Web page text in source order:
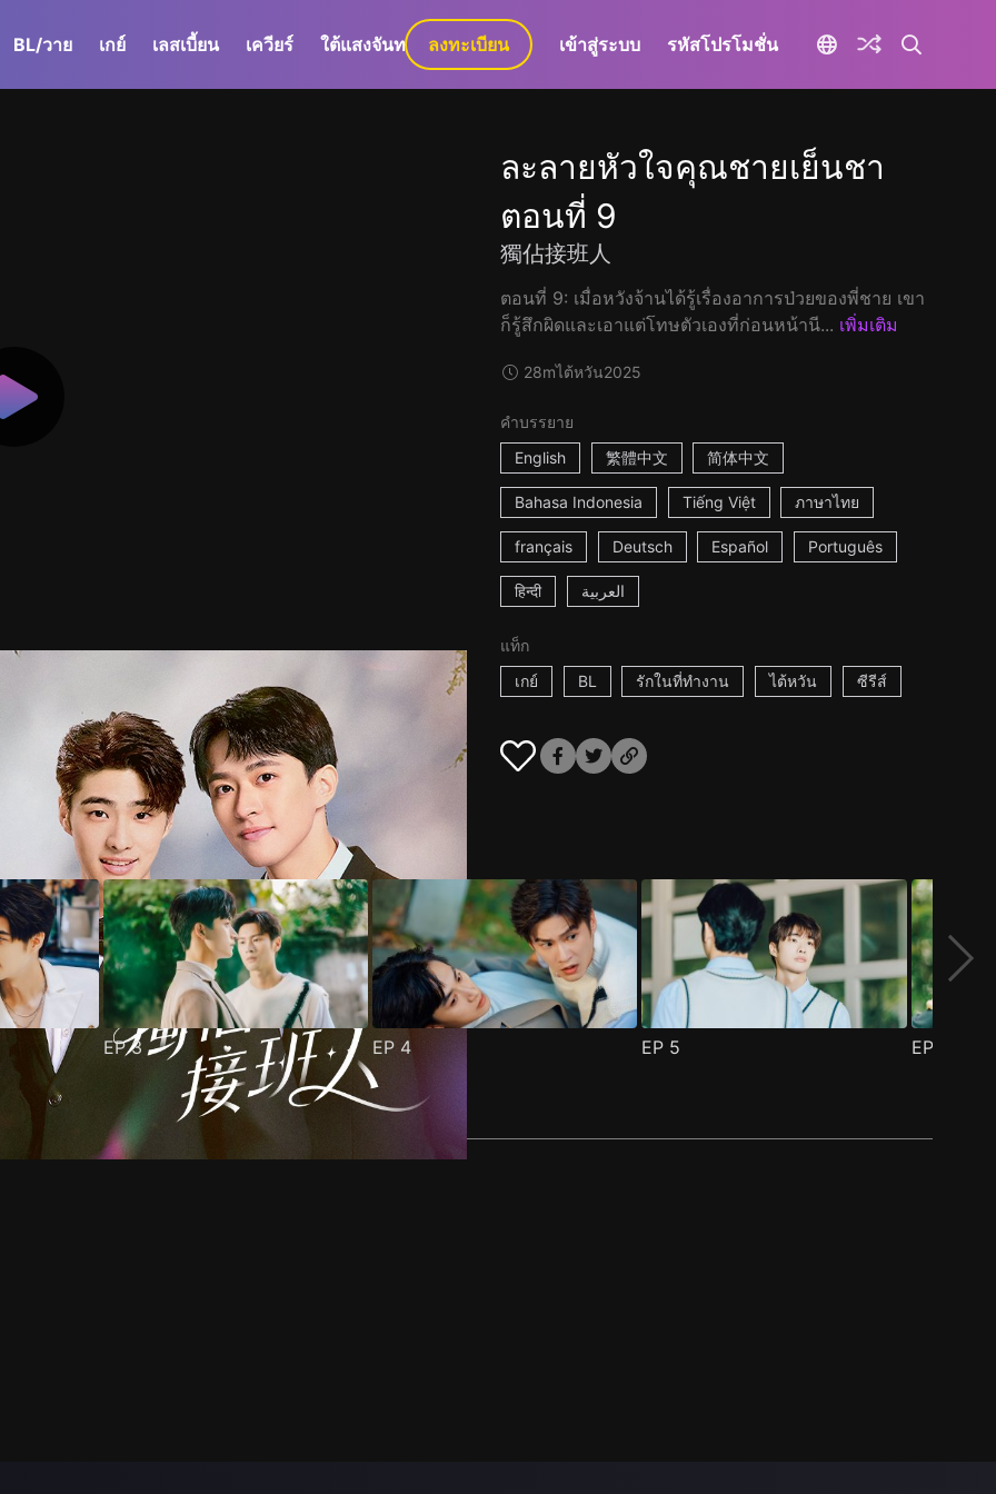
BL/วาย เกย์ เลสเบี้ยน เควียร์ ใต้แสงจันทร์ GaLa+
ลงทะเบียน เข้าสู่ระบบ รหัสโปรโมชั่น
ละลายหัวใจคุณชายเย็นชา
ตอนที่ 9
獨佔接班人
ตอนที่ 9: เมื่อหวังจ้านได้รู้เรื่องอาการป่วยของพี่ชาย เขา
ก็รู้สึกผิดและเอาแต่โทษตัวเองที่ก่อนหน้านี... เพิ่มเติม
28mไต้หวัน2025
คำบรรยาย
English
繁體中文 简体中文
Bahasa Indonesia Tiếng Việt ภาษาไทย
français Deutsch Español Português
हिन्दी العربية
แท็ก
เกย์
BL รักในที่ทำงาน ไต้หวัน ซีรีส์
EP3 EP 4 EP 5 EP